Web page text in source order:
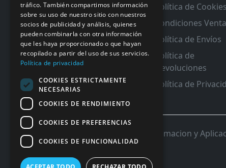
Política de Cookies
Condiciones Venta
Política de Envíos
Política de
Devoluciones
Política de
© 2026 InforSystem Programacion y
tráfico. También compartimos información
sobre su uso de nuestro sitio con nuestros
socios de publicidad y análisis, quienes
pueden combinarla con otra información
que les haya proporcionado o que hayan
recopilado a partir del uso de sus servicios.
Política de privacidad
COOKIES ESTRICTAMENTE
NECESARIAS
COOKIES DE RENDIMIENTO
COOKIES DE PREFERENCIAS
COOKIES DE FUNCIONALIDAD